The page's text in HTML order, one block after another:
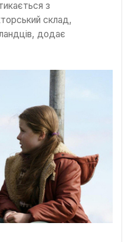
з
склад,
додає